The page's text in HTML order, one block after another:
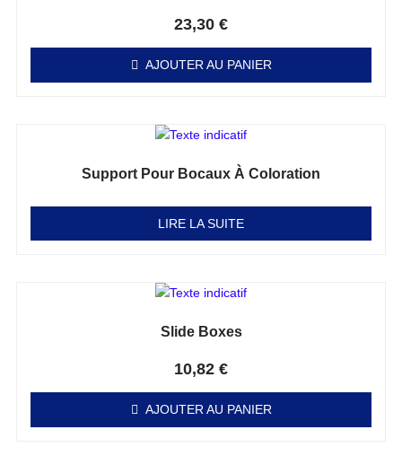
23,30 €
AJOUTER AU PANIER
Support Pour Bocaux À Coloration
LIRE LA SUITE
Slide Boxes
10,82 €
AJOUTER AU PANIER